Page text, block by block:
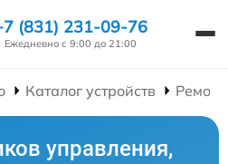
(831) 231-09-76
Ежедневно с 9:00 до 21:00
Каталог устройств
управления,